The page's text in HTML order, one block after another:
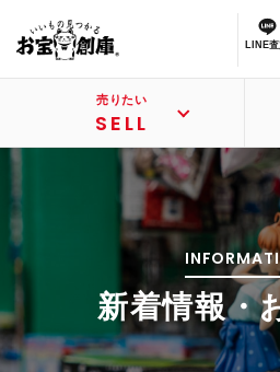
LINE
売りたい
SELL
新着情報・